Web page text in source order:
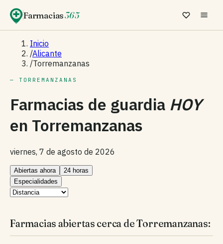
Farmacias365
Inicio
/Alicante
/Torremanzanas
— TORREMANZANAS
Farmacias de guardia HOY
en Torremanzanas
viernes, 7 de agosto de 2026
Abiertas ahora
24 horas
Especialidades
Farmacias abiertas cerca de Torremanzanas: